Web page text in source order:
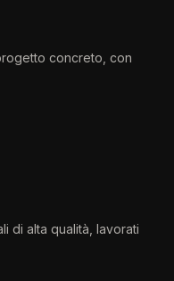
concreto, con
di alta qualità, lavorati